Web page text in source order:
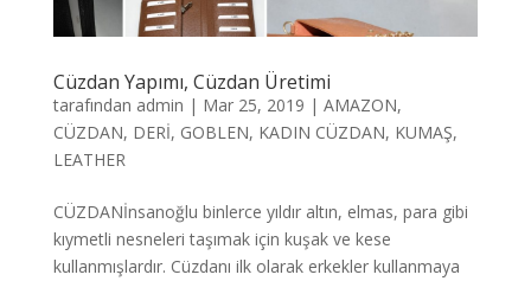
Cüzdan Yapımı, Cüzdan Üretimi
tarafından admin | Mar 25, 2019 | AMAZON,
CÜZDAN, DERİ, GOBLEN, KADIN CÜZDAN, KUMAŞ,
LEATHER
CÜZDANİnsanoğlu binlerce yıldır altın, elmas, para gibi
kıymetli nesneleri taşımak için kuşak ve kese
kullanmışlardır. Cüzdanı ilk olarak erkekler kullanmaya